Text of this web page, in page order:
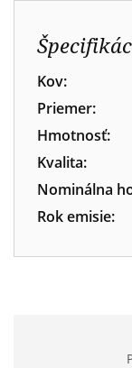
Kov:
Priemer:
Hmotnosť:
Kvalita:
Nominálna
Rok emisie: